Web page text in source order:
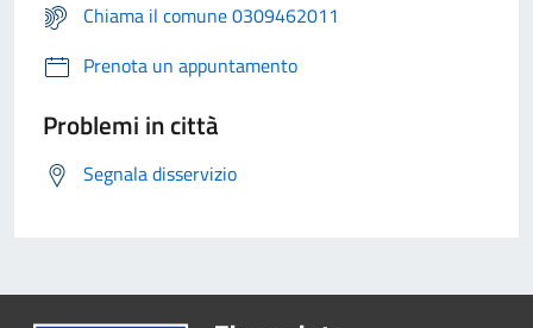
Chiama il comune 0309462011
Prenota un appuntamento
Problemi in città
Segnala disservizio